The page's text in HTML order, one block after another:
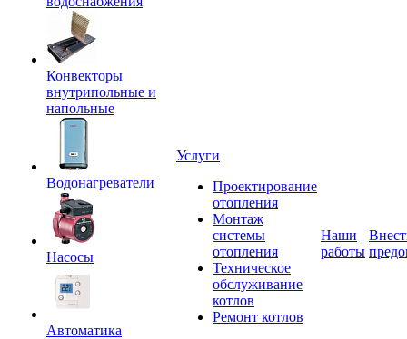
Конвекторы
внутрипольные и
напольные
Водонагреватели
Насосы
Автоматика
Услуги
Проектирование
отопления
Монтаж
системы
отопления
Техническое
обслуживание
котлов
Ремонт котлов
Наши
работы